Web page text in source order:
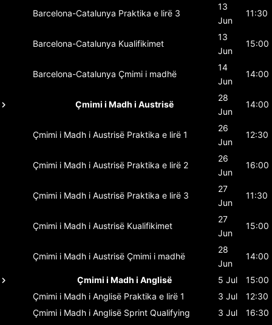
Barcelona-Catalunya Praktika e lirë 3
13
Jun
11:30
Barcelona-Catalunya Kualifikimet
13
Jun
15:00
Barcelona-Catalunya Çmimi i madhë
14
Jun
14:00
Çmimi i Madh i Austrisë
28
Jun
14:00
Çmimi i Madh i Austrisë Praktika e lirë 1
26
Jun
12:30
Çmimi i Madh i Austrisë Praktika e lirë 2
26
Jun
16:00
Çmimi i Madh i Austrisë Praktika e lirë 3
27
Jun
11:30
Çmimi i Madh i Austrisë Kualifikimet
27
Jun
15:00
Çmimi i Madh i Austrisë Çmimi i madhë
28
Jun
14:00
Çmimi i Madh i Anglisë 5 Jul
15:00
Çmimi i Madh i Anglisë Praktika e lirë 1 3 Jul
12:30
Çmimi i Madh i Anglisë Sprint Qualifying 3 Jul
16:30